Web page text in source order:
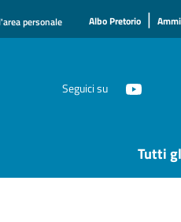
personale Albo Pretorio |
Seguici su
Tutti